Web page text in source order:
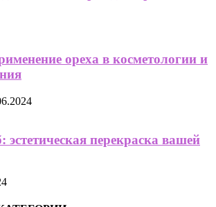
ореха в косметологии и
эстетическая перекраска вашей